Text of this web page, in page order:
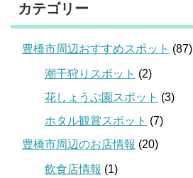
カテゴリー
豊橋市周辺おすすめスポット (87)
潮干狩りスポット (2)
花しょうぶ園スポット (3)
ホタル観賞スポット (7)
豊橋市周辺のお店情報 (20)
飲食店情報 (1)